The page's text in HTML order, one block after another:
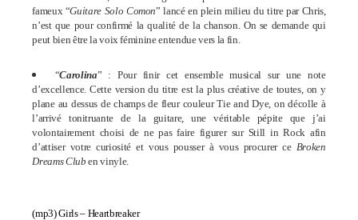
fameux “Guitare Solo Comon” lancé en plein milieu du titre par Chris,
n’est que pour confirmé la qualité de la chanson. On se demande qui
peut bien être la voix féminine entendue vers la fin.
“Carolina” : Pour finir cet ensemble musical sur une note
d’excellence. Cette version du titre est la plus créative de toutes, on y
plane au dessus de champs de fleur couleur Tie and Dye, on décolle à
l’arrivé tonitruante de la guitare, une véritable pépite que j’ai
volontairement choisi de ne pas faire figurer sur Still in Rock afin
d’attiser votre curiosité et vous pousser à vous procurer ce Broken
Dreams Cluben vinyle.
(mp3)Girls – Heartbreaker